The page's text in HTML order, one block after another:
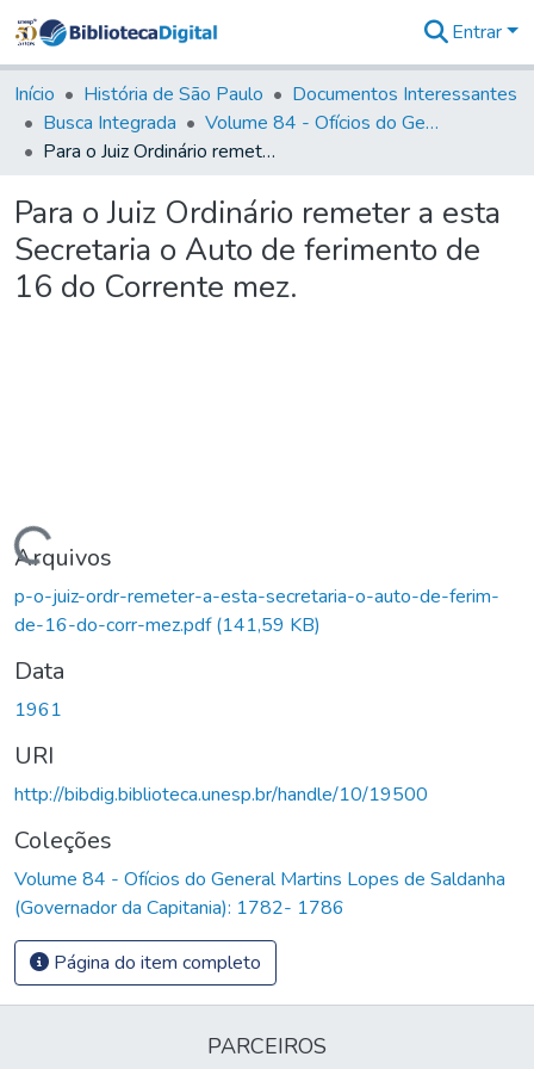
&
Coleções
Tudo na
Biblioteca
Estatísticas
Entrar
Início História de São Paulo
Documentos Interessantes
Busca Integrada
Volume 84 - Ofícios do General Martins Lopes de Saldanha (Governador da Capitania): 1782- 1786
Para o Juiz Ordinário remeter a esta Secretaria o Auto de ferimento de 16 do Corrente mez.
Para o Juiz Ordinário remeter a esta
Secretaria o Auto de ferimento de
16 do Corrente mez.
Carregando...
Arquivos
p-o-juiz-ordr-remeter-a-esta-secretaria-o-auto-de-ferim-
de-16-do-corr-mez.pdf(141,59 KB)
Data
1961
URI
http://bibdig.biblioteca.unesp.br/handle/10/19500
Coleções
Volume 84 - Ofícios do General Martins Lopes de Saldanha
(Governador da Capitania): 1782- 1786
Página do item completo
PARCEIROS